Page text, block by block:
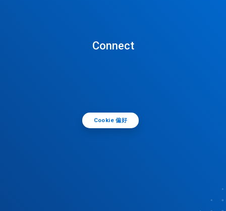
Connect
Cookie 偏好